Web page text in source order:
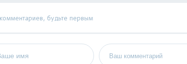
будьте первым